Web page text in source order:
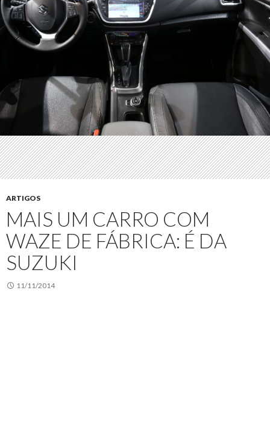
ARTIGOS
MAIS UM CARRO COM
WAZE DE FÁBRICA: É DA
SUZUKI
11/11/2014